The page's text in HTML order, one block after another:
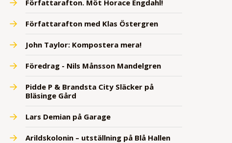
Författarafton. Möt Horace Engdahl!
Författarafton med Klas Östergren
John Taylor: Kompostera mera!
Föredrag - Nils Månsson Mandelgren
Pidde P & Brandsta City Släcker på
Bläsinge Gård
Lars Demian på Garage
Arildskolonin – utställning på Blå Hallen